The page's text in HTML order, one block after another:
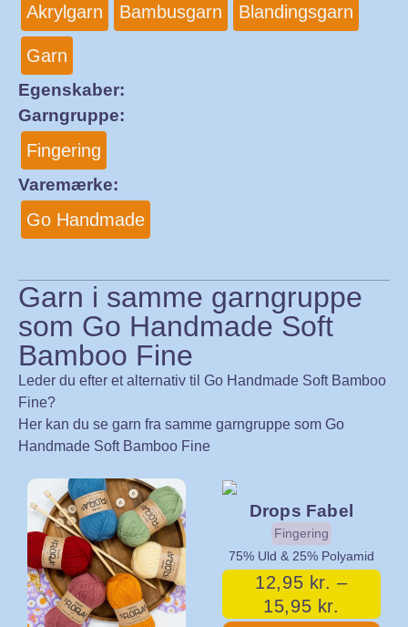
Akrylgarn Bambusgarn Blandingsgarn
Garn
Egenskaber:
Garngruppe:
Fingering
Varemærke:
Go Handmade
Garn i samme garngruppe
som Go Handmade Soft
Bamboo Fine
Leder du efter et alternativ til Go Handmade Soft Bamboo
Fine?
Her kan du se garn fra samme garngruppe som Go
Handmade Soft Bamboo Fine
Drops Fabel
Fingering
75% Uld & 25% Polyamid
12,95 kr. –
15,95 kr.